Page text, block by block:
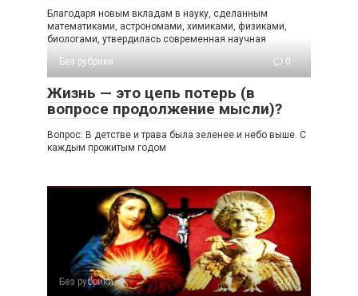
Благодаря новым вкладам в науку, сделанным
математиками, астрономами, химиками, физиками,
биологами, утвердилась современная научная
Без рубрики
0
Жизнь — это цепь потерь (в
вопросе продолжение мысли)?
Вопрос: В детстве и трава была зеленее и небо выше. С
каждым прожитым годом
Без рубрики 0